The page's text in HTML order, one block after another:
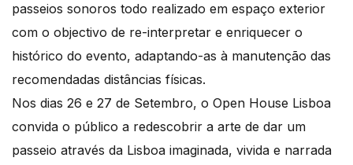
passeios sonoros todo realizado em espaço exterior
com o objectivo de re-interpretar e enriquecer o
histórico do evento, adaptando-as à manutenção das
recomendadas distâncias físicas.
Nos dias 26 e 27 de Setembro, o Open House Lisboa
convida o público a redescobrir a arte de dar um
passeio através da Lisboa imaginada, vivida e narrada